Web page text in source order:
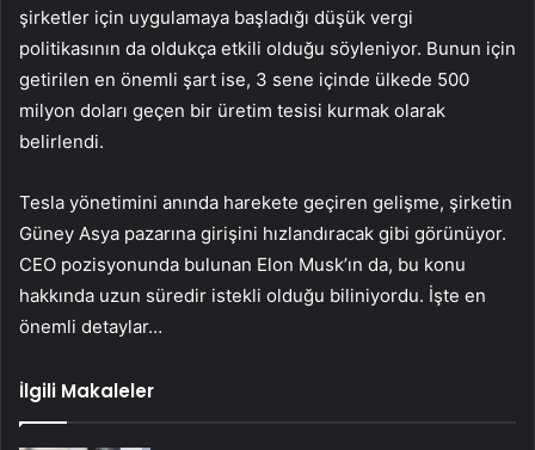
şirketler için uygulamaya başladığı düşük vergi
politikasının da oldukça etkili olduğu söyleniyor. Bunun için
getirilen en önemli şart ise, 3 sene içinde ülkede 500
milyon doları geçen bir üretim tesisi kurmak olarak
belirlendi.
Tesla yönetimini anında harekete geçiren gelişme, şirketin
Güney Asya pazarına girişini hızlandıracak gibi görünüyor.
CEO pozisyonunda bulunan Elon Musk’ın da, bu konu
hakkında uzun süredir istekli olduğu biliniyordu. İşte en
önemli detaylar…
İlgili Makaleler